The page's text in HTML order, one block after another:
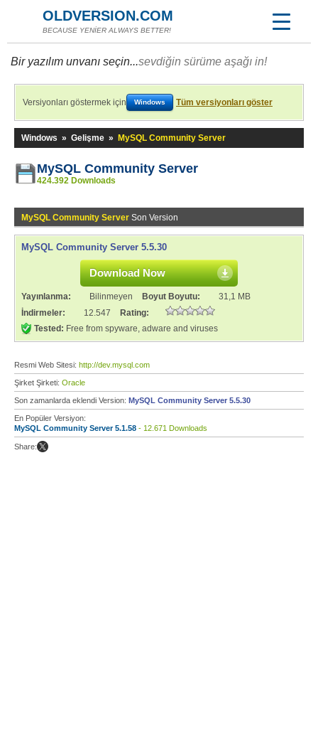
OLDVERSION.COM
BECAUSE YENİER ALWAYS BETTER!
Bir yazılım unvanı seçin...sevdiğin sürüme aşağı in!
Versiyonları göstermek için Windows Tüm versiyonları göster
Windows » Gelişme » MySQL Community Server
MySQL Community Server
424.392 Downloads
MySQL Community Server Son Version
MySQL Community Server 5.5.30
Download Now
Yayınlanma: Bilinmeyen Boyut Boyutu:
31,1 MB
İndirmeler:
12.547
Rating:
Tested: Free from spyware, adware and viruses
Resmi Web Sitesi: http://dev.mysql.com
Şirket Şirketi: Oracle
Son zamanlarda eklendi Version: MySQL Community Server 5.5.30
En Popüler Versiyon:
MySQL Community Server 5.1.58 - 12.671 Downloads
Share: